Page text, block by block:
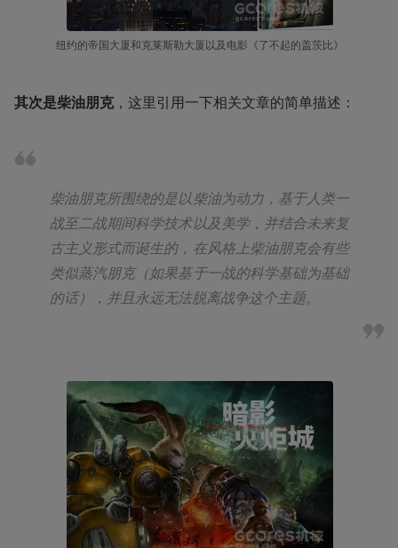
纽约的帝国大厦和克莱斯勒大厦以及电影《了不起的盖茨比》
其次是柴油朋克 ，这里引用一下相关文章的简单描述：
柴油朋克所围绕的是以柴油为动力，基于人类一
战至二战期间科学技术以及美学，并结合未来复
古主义形式而诞生的，在风格上柴油朋克会有些
类似蒸汽朋克（如果基于一战的科学基础为基础
的话），并且永远无法脱离战争这个主题。